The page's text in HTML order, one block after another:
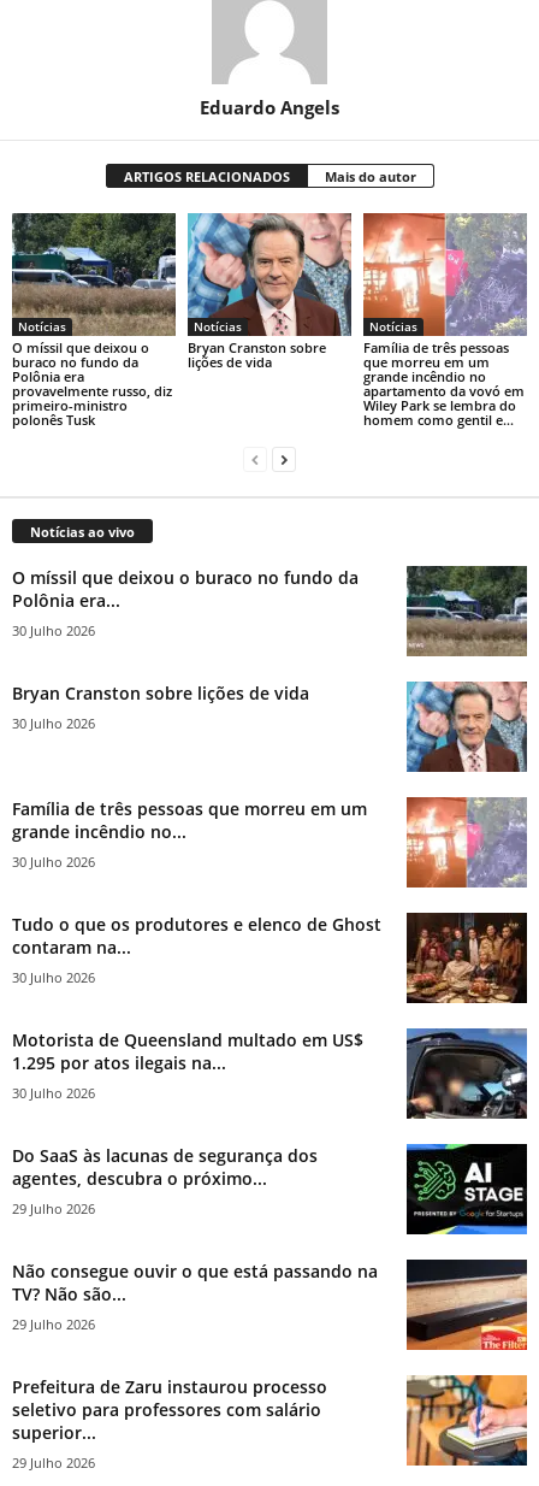
Eduardo Angels
ARTIGOS RELACIONADOS Mais do autor
Notícias
O míssil que deixou o
buraco no fundo da
Polônia era
provavelmente russo, diz
primeiro-ministro
polonês Tusk
Notícias
Bryan Cranston sobre
lições de vida
Notícias
Família de três pessoas
que morreu em um
grande incêndio no
apartamento da vovó em
Wiley Park se lembra do
homem como gentil e...
Notícias ao vivo
O míssil que deixou o buraco no fundo da
Polônia era...
30 Julho 2026
Bryan Cranston sobre lições de vida
30 Julho 2026
Família de três pessoas que morreu em um
grande incêndio no...
30 Julho 2026
Tudo o que os produtores e elenco de Ghost
contaram na...
30 Julho 2026
Motorista de Queensland multado em US$
1.295 por atos ilegais na...
30 Julho 2026
Do SaaS às lacunas de segurança dos
agentes, descubra o próximo...
29 Julho 2026
Não consegue ouvir o que está passando na
TV? Não são...
29 Julho 2026
Prefeitura de Zaru instaurou processo
seletivo para professores com salário
superior...
29 Julho 2026